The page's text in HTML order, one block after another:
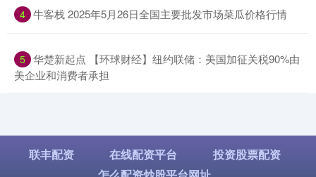
4 ​牛客栈 2025年5月26日全国主要批发市场菜瓜价格行情
5 ​华楚新起点 【环球财经】纽约联储：美国加征关税90%由
美企业和消费者承担
联丰配资 在线配资平台
投资股票配资